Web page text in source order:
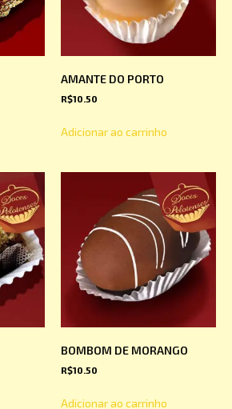
AMANTE DO PORTO
R$10.50
Adicionar ao carrinho
BOMBOM DE MORANGO
R$10.50
Adicionar ao carrinho